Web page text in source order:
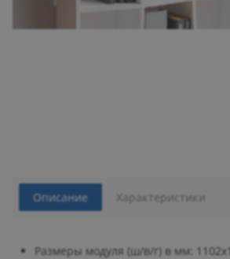
Описание
Размеры модуля (ш/в/г) в мм:
Характеристики